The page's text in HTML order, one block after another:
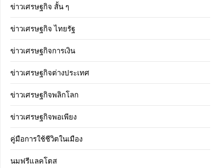
ข่าวเศรษฐกิจ สั้น ๆ
ข่าวเศรษฐกิจ ไทยรัฐ
ข่าวเศรษฐกิจการเงิน
ข่าวเศรษฐกิจต่างประเทศ
ข่าวเศรษฐกิจพลิกโลก
ข่าวเศรษฐกิจพอเพียง
คู่มือการใช้ชีวิตในเมือง
นมฟรีแลคโตส